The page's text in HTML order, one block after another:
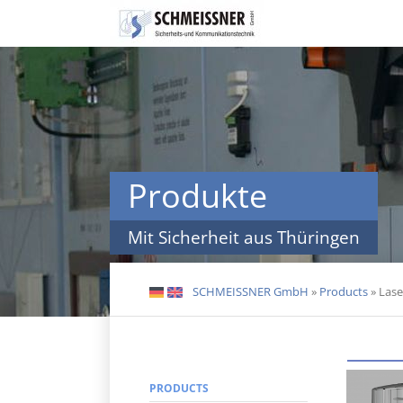
Skip
navigation
Produkte
Mit Sicherheit aus Thüringen
DE EN SCHMEISSNER GmbH » Products»
PRODUCTS